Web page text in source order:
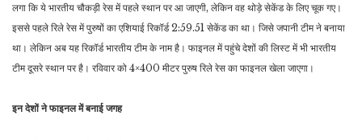
लगा कि ये भारतीय चौकड़ी रेस में पहले स्थान पर आ जाएगी, लेकिन वह थोड़े सेकेंड के लिए चूक गए।
इससे पहले रिले रेस में पुरुषों का एशियाई रिकॉर्ड 2:59.51 सेकेंड का था। जिसे जपानी टीम ने बनाया
था। लेकिन अब यह रिकॉर्ड भारतीय टीम के नाम है। फाइनल में पहुंचे देशों की लिस्ट में भी भारतीय
टीम दूसरे स्थान पर है। रविवार को 4×400 मीटर पुरुष रिले रेस का फाइनल खेला जाएगा।
इन देशों ने फाइनल में बनाई जगह